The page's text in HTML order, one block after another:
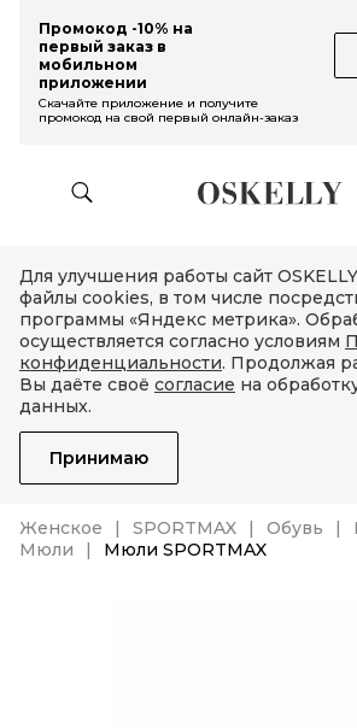
Промокод -10% на
первый заказ в
мобильном
приложении
Скачайте приложение и получите
промокод на свой первый онлайн-заказ
Для улучшения работы сайт
файлы cookies, в том числе
программы «Яндекс метрика».
осуществляется согласно условиям
конфиденциальности. Продолжая
Вы даёте своё согласие на
данных.
Принимаю
Женское SPORTMAX Обувь
Мюли
Мюли SPORTMAX